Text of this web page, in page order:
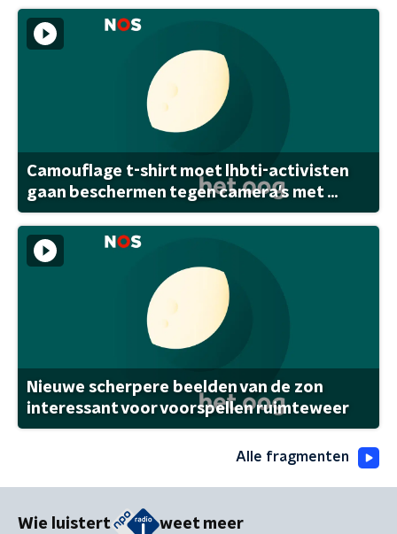
Camouflage t-shirt moet lhbti-activisten
gaan beschermen tegen camera's met ...
Nieuwe scherpere beelden van de zon
interessant voor voorspellen ruimteweer
Alle fragmenten
Wie luistert weet meer